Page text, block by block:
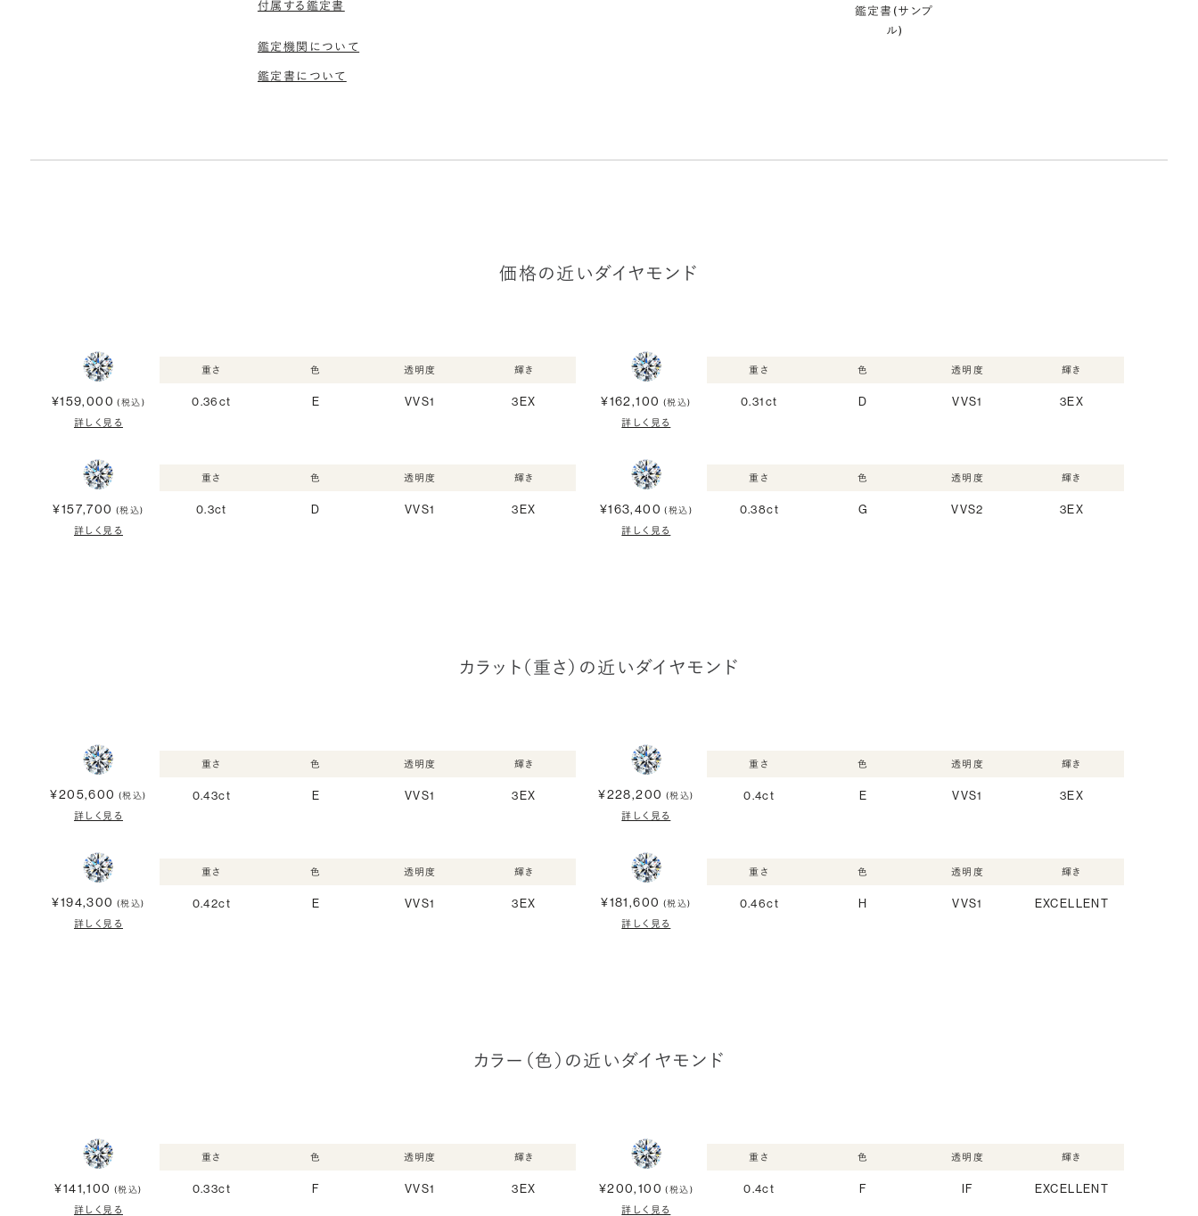
付属する鑑定書
鑑定機関について
鑑定書について
鑑定書(サンプ
ル)
価格の近いダイヤモンド
¥159,000 (税込)
詳しく見る
重さ
0.36ct
色
E
透明度
VVS1
輝き
3EX ¥162,100 (税込)
詳しく見る
重さ
0.31ct
色
D
透明度
VVS1
輝き
3EX
¥157,700 (税込)
詳しく見る
重さ
0.3ct
色
D
透明度
VVS1
輝き
3EX ¥163,400 (税込)
詳しく見る
重さ
0.38ct
色
G
透明度
VVS2
輝き
3EX
カラット（重さ）の近いダイヤモンド
¥205,600 (税込)
詳しく見る
重さ
0.43ct
色
E
透明度
VVS1
輝き
3EX ¥228,200 (税込)
詳しく見る
重さ
0.4ct
色
E
透明度
VVS1
輝き
3EX
¥194,300 (税込)
詳しく見る
重さ
0.42ct
色
E
透明度
VVS1
輝き
3EX ¥181,600 (税込)
詳しく見る
重さ
0.46ct
色
H
透明度
VVS1
輝き
EXCELLENT
カラー（色）の近いダイヤモンド
¥141,100 (税込)
詳しく見る
重さ
0.33ct
色
F
透明度
VVS1
輝き
3EX ¥200,100 (税込)
詳しく見る
重さ
0.4ct
色
F
透明度
IF
輝き
EXCELLENT